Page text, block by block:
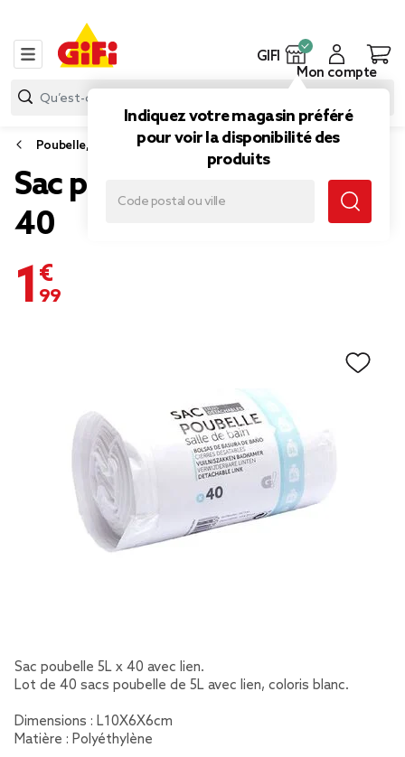
GIFI
Indiquez votre magasin préféré
pour voir la disponibilité des
produits
Mon compte
Poubelle, sac poubelle
Sac poubelle 5L avec lien x
40
1,99 €
Sac poubelle 5L x 40 avec lien.
Lot de 40 sacs poubelle de 5L avec lien, coloris blanc.
Dimensions : L10X6X6cm
Matière : Polyéthylène